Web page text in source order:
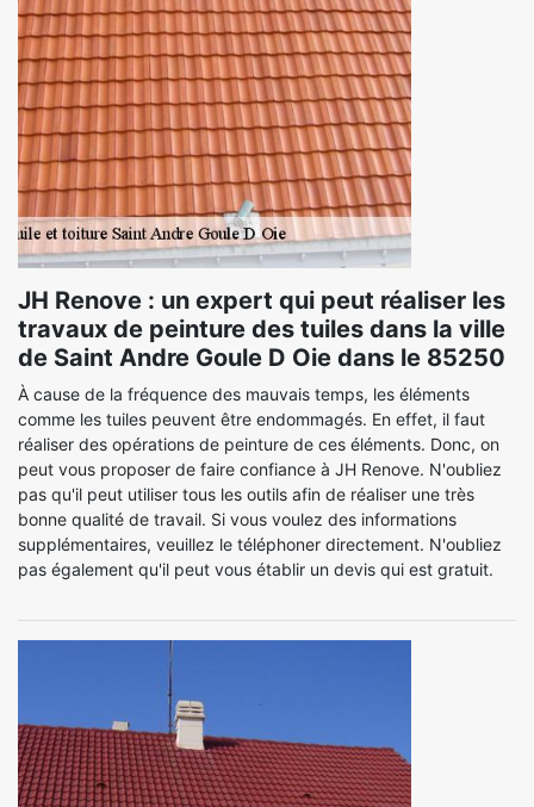
JH Renove : un expert qui peut réaliser les
travaux de peinture des tuiles dans la ville
de Saint Andre Goule D Oie dans le 85250
À cause de la fréquence des mauvais temps, les éléments
comme les tuiles peuvent être endommagés. En effet, il faut
réaliser des opérations de peinture de ces éléments. Donc, on
peut vous proposer de faire confiance à JH Renove. N'oubliez
pas qu'il peut utiliser tous les outils afin de réaliser une très
bonne qualité de travail. Si vous voulez des informations
supplémentaires, veuillez le téléphoner directement. N'oubliez
pas également qu'il peut vous établir un devis qui est gratuit.